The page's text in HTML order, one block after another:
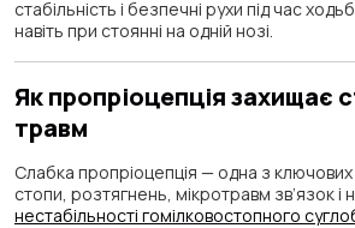
стабільність і безпечні рухи під час
навіть при стоянні на одній нозі.
Як пропріоцепція захищає
травм
Слабка пропріоцепція — одна з
стопи, розтягнень, мікротравм зв’язок і
нестабільності гомілковостопного